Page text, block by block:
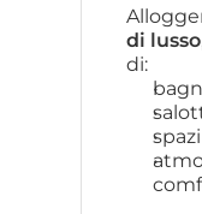
di lusso
di: